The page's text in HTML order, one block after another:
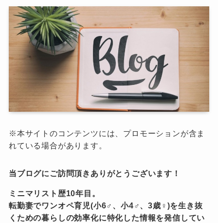
※本サイトのコンテンツには、プロモーションが含ま
れている場合があります。
当ブログにご訪問頂きありがとうございます！
ミニマリスト歴10年目。
転勤妻でワンオペ育児(小6♂、小4♂、3歳♀)を生き抜
くための暮らしの効率化に特化した情報を発信してい